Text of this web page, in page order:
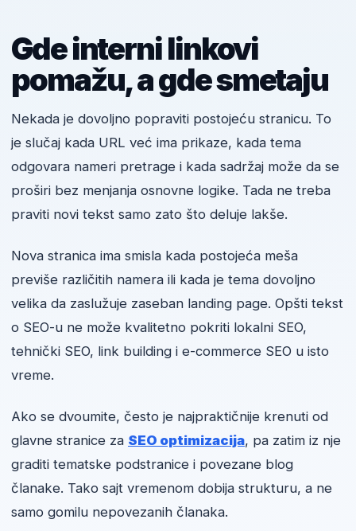
Gde interni linkovi
pomažu, a gde smetaju
Nekada je dovoljno popraviti postojeću stranicu. To
je slučaj kada URL već ima prikaze, kada tema
odgovara nameri pretrage i kada sadržaj može da se
proširi bez menjanja osnovne logike. Tada ne treba
praviti novi tekst samo zato što deluje lakše.
Nova stranica ima smisla kada postojeća meša
previše različitih namera ili kada je tema dovoljno
velika da zaslužuje zaseban landing page. Opšti tekst
o SEO-u ne može kvalitetno pokriti lokalni SEO,
tehnički SEO, link building i e-commerce SEO u isto
vreme.
Ako se dvoumite, često je najpraktičnije krenuti od
glavne stranice za SEO optimizacija, pa zatim iz nje
graditi tematske podstranice i povezane blog
članake. Tako sajt vremenom dobija strukturu, a ne
samo gomilu nepovezanih članaka.